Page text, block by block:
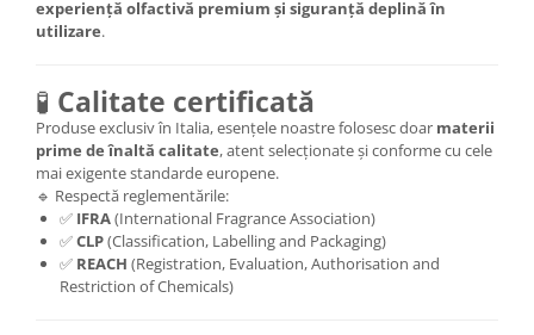
experiență olfactivă premium și siguranță deplină în
utilizare.
🧪 Calitate certificată
Produse exclusiv în Italia, esențele noastre folosesc doar materii
prime de înaltă calitate, atent selecționate și conforme cu cele
mai exigente standarde europene.
🔹 Respectă reglementările:
✅ IFRA(International Fragrance Association)
✅CLP(Classification, Labelling and Packaging)
✅ REACH (Registration, Evaluation, Authorisation and
Restriction of Chemicals)